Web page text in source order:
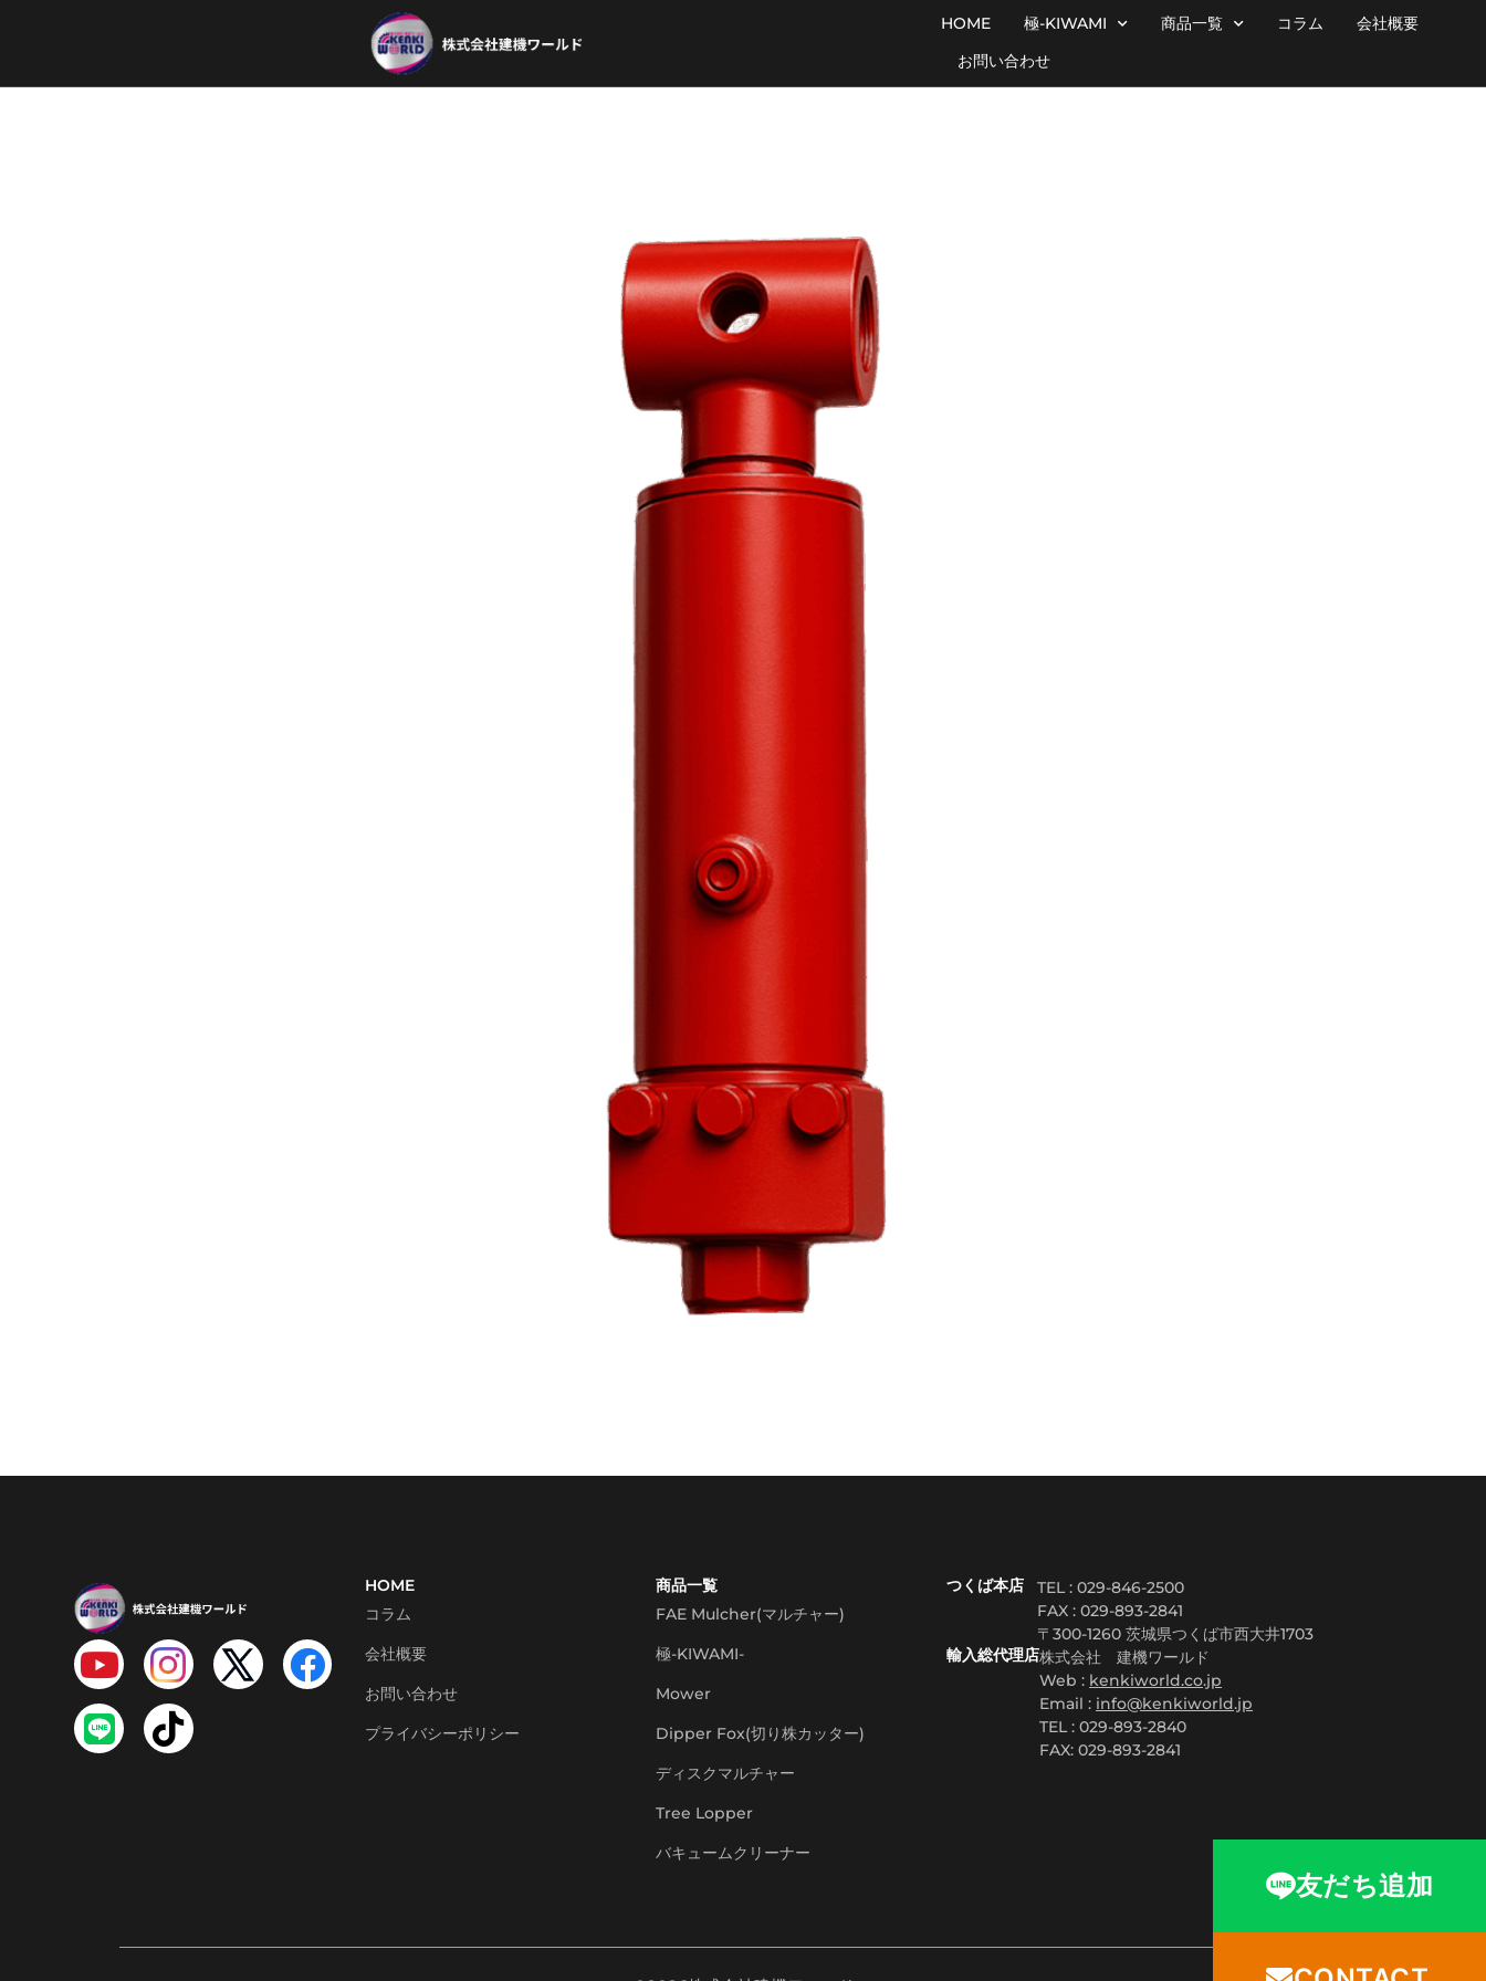
HOME 極-KIWAMI 商品一覧 コラム
会社概要
お問い合わせ
HOME
コラム
会社概要
お問い合わせ
プライバシーポリシー
商品一覧
FAE Mulcher(マルチャー)
極-KIWAMI-
Mower
Dipper Fox(切り株カッター)
ディスクマルチャー
Tree Lopper
バキュームクリーナー
つくば本店TEL : 029-846-2500
FAX :029-893-2841
〒300-1260 茨城県つくば市西大井1703
輸入総代理店株式会社 建機ワールド
Web : kenkiworld.co.jp
Email : info@kenkiworld.jp
TEL : 029-893-2840
FAX: 029-893-2841
友だち追加